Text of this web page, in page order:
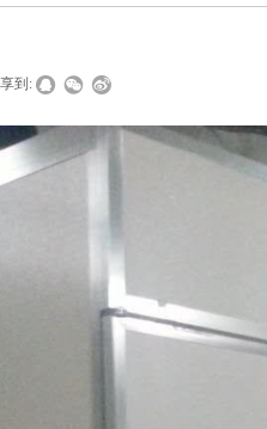
到: